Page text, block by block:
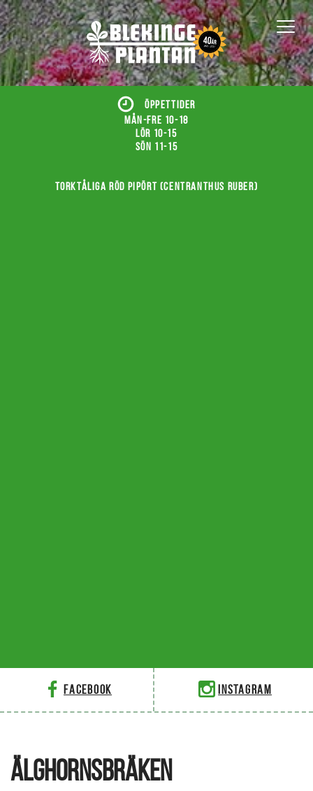
ÖPPETTIDER
Mån-fre 10-18
Lör 10-15
Sön 11-15
Torktåliga röd pipört (Centranthus ruber)
Facebook Instagram
ÄLGHORNSBRÄKEN